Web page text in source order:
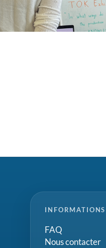
INFORMATIONS
FAQ
Nous contacter